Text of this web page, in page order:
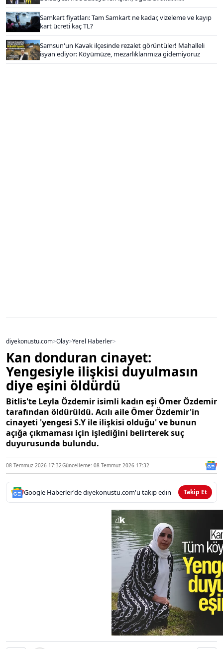
Samkart fiyatları: Tam Samkart ne kadar, vizeleme ve kayıp
kart ücreti kaç TL?
Samsun'un Kavak ilçesinde rezalet görüntüler! Mahalleli
isyan ediyor: Köyümüze, mezarlıklarımıza gidemiyoruz
diyekonustu.com>Olay>Yerel Haberler>
Kan donduran cinayet:
Yengesiyle ilişkisi duyulmasın
diye eşini öldürdü
Bitlis'te Leyla Özdemir isimli kadın eşi Ömer Özdemir
tarafından öldürüldü. Acılı aile Ömer Özdemir'in
cinayeti 'yengesi S.Y ile ilişkisi olduğu' ve bunun
açığa çıkmaması için işlediğini belirterek suç
duyurusunda bulundu.
08 Temmuz 2026 17:32Güncelleme: 08 Temmuz 2026 17:32
Google Haberler'de diyekonustu.com'u takip edin Takip Et